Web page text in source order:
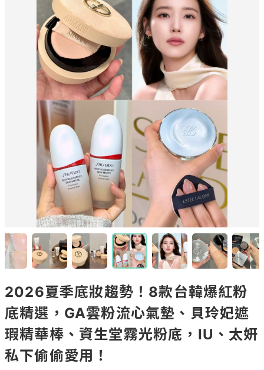
2026夏季底妝趨勢！8款台韓爆紅粉
底精選，GA雲粉流心氣墊、貝玲妃遮
瑕精華棒、資生堂霧光粉底，IU、太妍
私下偷偷愛用！